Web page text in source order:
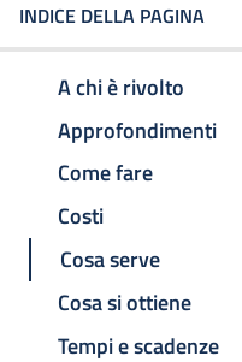
INDICE DELLA PAGINA
A chi è rivolto
Approfondimenti
Come fare
Costi
Cosa serve
Cosa si ottiene
Tempi e scadenze